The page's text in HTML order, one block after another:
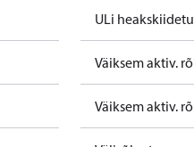
ULi
Väiksem aktiv.
Väiksem aktiv.